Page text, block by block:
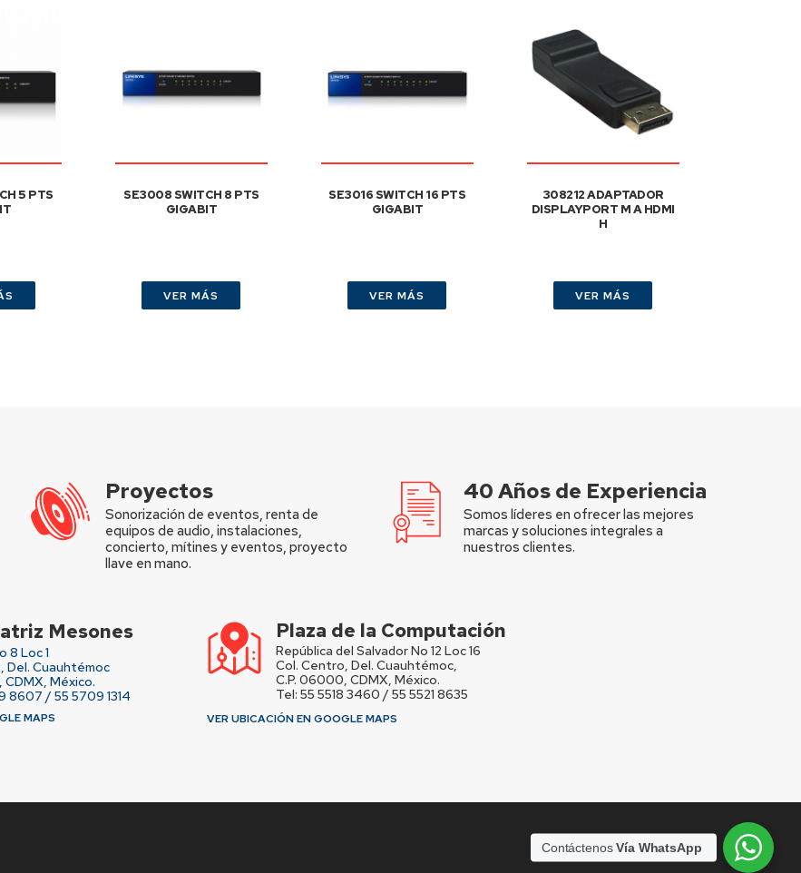
5 PTS
SE3008 SWITCH 8 PTS
GIGABIT
VER MÁS
SE3016 SWITCH 16 PTS
GIGABIT
VER MÁS
308212 ADAPTADOR
DISPLAYPORT M A HDMI
H
VER MÁS
Proyectos
Sonorización de eventos, renta de
equipos de audio, instalaciones,
concierto, mítines y eventos, proyecto
llave en mano.
40 Años de Experiencia
Somos líderes en ofrecer las mejores
marcas y soluciones integrales a
nuestros clientes.
Mesones
8 Loc 1
Del. Cuauhtémoc
México.
8607 / 55 5709 1314
MAPS
Plaza de la Computación
República del Salvador No 12 Loc 16
Col. Centro, Del. Cuauhtémoc,
C.P. 06000, CDMX, México.
Tel: 55 5518 3460 / 55 5521 8635
VER UBICACIÓN EN GOOGLE MAPS
ContáctenosVía WhatsApp